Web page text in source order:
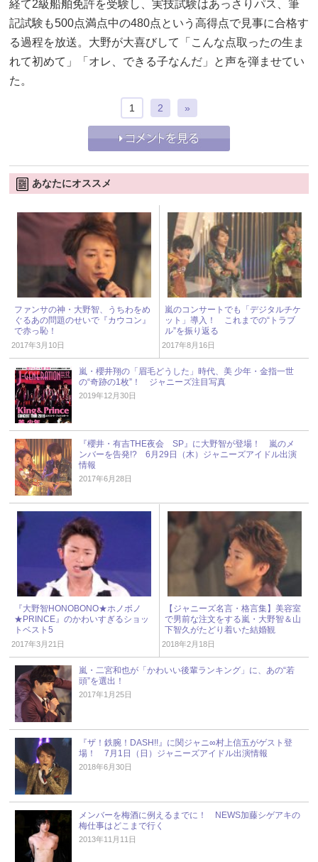
経て2級船舶免許を受験し、実技試験はあっさりパス、筆
記試験も500点満点中の480点という高得点で見事に合格す
る過程を放送。大野が大喜びして「こんな点取ったの生ま
れて初めて」「オレ、できる子なんだ」と声を弾ませてい
た。
1 2 »
あなたにオススメ
ファンサの神・大野智、うちわをめ
ぐるあの問題のせいで『カウコン』
で赤っ恥！
2017年3月10日
嵐のコンサートでも「デジタルチケ
ット」導入！ これまでの“トラブ
ル”を振り返る
2017年8月16日
嵐・櫻井翔の「眉毛どうした」時代、美 少年・金指一世
の“奇跡の1枚”！ ジャニーズ注目写真
2019年12月30日
『櫻井・有吉THE夜会 SP』に大野智が登場！ 嵐のメ
ンバーを告発!? 6月29日（木）ジャニーズアイドル出演
情報
2017年6月28日
『大野智HONOBONO★ホノボノ
★PRINCE』のかわいすぎるショッ
トベスト5
2017年3月21日
【ジャニーズ名言・格言集】美容室
で男前な注文をする嵐・大野智＆山
下智久がたどり着いた結婚観
2018年2月18日
嵐・二宮和也が「かわいい後輩ランキング」に、あの“若
頭”を選出！
2017年1月25日
『ザ！鉄腕！DASH!!』に関ジャニ∞村上信五がゲスト登
場！ 7月1日（日）ジャニーズアイドル出演情報
2018年6月30日
メンバーを梅酒に例えるまでに！ NEWS加藤シゲアキの
梅仕事はどこまで行く
2013年11月11日